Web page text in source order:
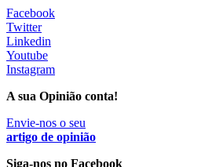
MAIS NOTÍCIAS
Facebook
Twitter
Linkedin
Youtube
Instagram
A sua Opinião conta!
Envie-nos o seu
artigo de opinião
Siga-nos no Facebook